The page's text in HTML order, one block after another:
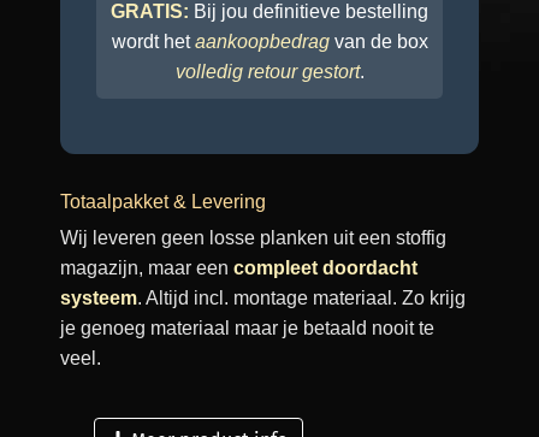
GRATIS: Bij jou definitieve bestelling
wordt hetaankoopbedrag van de box
volledig retour gestort.
Totaalpakket & Levering
Wij leveren geen losse planken uit een stoffig
magazijn, maar een compleet doordacht
systeem. Altijd incl. montage materiaal. Zo krijg
je genoeg materiaal maar je betaald nooit te
veel.